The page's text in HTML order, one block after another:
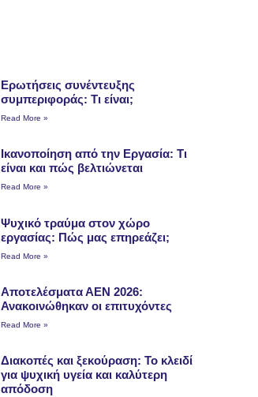
Ερωτήσεις συνέντευξης
συμπεριφοράς: Τι είναι;
Read More »
Ικανοποίηση από την Εργασία: Τι
είναι και πώς βελτιώνεται
Read More »
Ψυχικό τραύμα στον χώρο
εργασίας: Πώς μας επηρεάζει;
Read More »
Αποτελέσματα ΑΕΝ 2026:
Ανακοινώθηκαν οι επιτυχόντες
Read More »
Διακοπές και ξεκούραση: Το κλειδί
για ψυχική υγεία και καλύτερη
απόδοση